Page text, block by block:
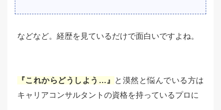
などなど。経歴を見ているだけで面白いですよね。
『これからどうしよう…』 と漠然と悩んでいる方は
キャリアコンサルタントの資格を持っているプロに